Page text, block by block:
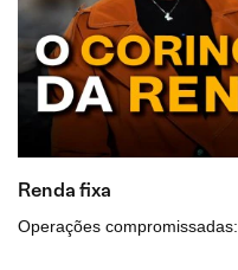
Renda fixa
Operações